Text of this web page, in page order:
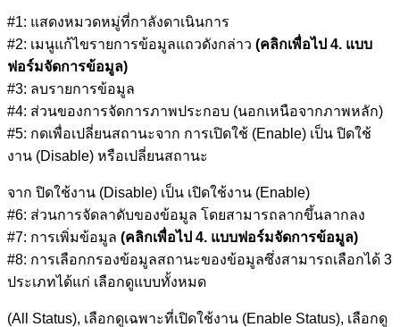
#1: แสดงหมวดหมู่ที่กาลังดาเนินการ
#2: เมนูแก้ไขรายการข้อมูลแถวดังกล่าว (คลิกเพื่อไป 4. แบบ
ฟอร์มจัดการข้อมูล)
#3: ลบรายการข้อมูล
#4: ส่วนของการจัดการภาพประกอบ (นอกเหนือจากภาพหลัก)
#5: กดเพื่อเปลี่ยนสถานะจาก การเปิดใช้ (Enable) เป็น ปิดใช้
งาน (Disable) หรือเปลี่ยนสถานะ
จาก ปิดใช้งาน (Disable) เป็น เปิดใช้งาน (Enable)
#6: ส่วนการจัดลาดับของข้อมูล โดยสามารถลากขึ้นลากลง
#7: การเพิ่มข้อมูล (คลิกเพื่อไป 4. แบบฟอร์มจัดการข้อมูล)
#8: การเลือกกรองข้อมูลสถานะของข้อมูลซึ่งสามารถเลือกได้ 3
ประเภทได้แก่ เลือกดูแบบทั้งหมด
(All Status), เลือกดูเฉพาะที่เปิดใช้งาน (Enable Status), เลือกดู